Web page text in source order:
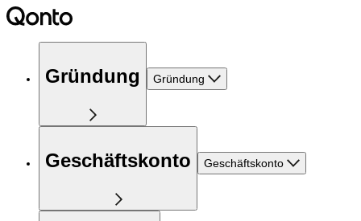
Gründung Gründung
Geschäftskonto Geschäftskonto